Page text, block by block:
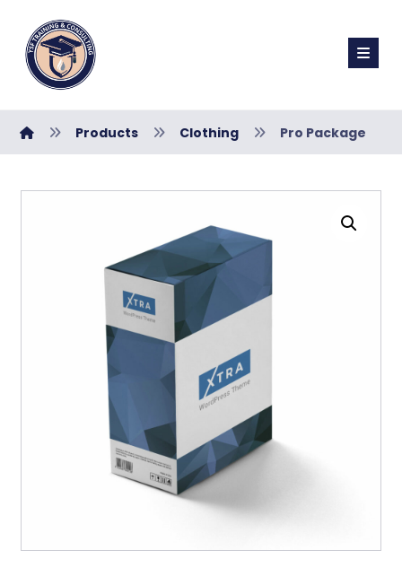
Products Clothing Pro Package